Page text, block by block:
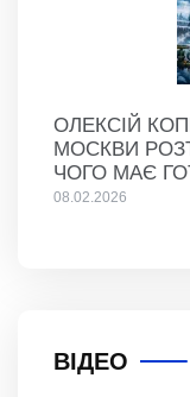
ОЛЕКСІЙ
МОСКВИ
ЧОГО МАЄ
08.02.2026
ВІДЕО